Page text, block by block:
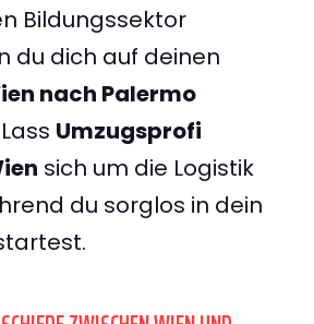
Bildungssektor
du dich auf deinen
nach Palermo
Umzugsprofi
sich um die Logistik
du sorglos in dein